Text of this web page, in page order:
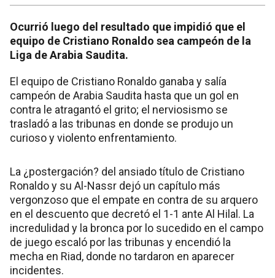
Ocurrió luego del resultado que impidió que el
equipo de Cristiano Ronaldo sea campeón de la
Liga de Arabia Saudita.
El equipo de Cristiano Ronaldo ganaba y salía
campeón de Arabia Saudita hasta que un gol en
contra le atragantó el grito; el nerviosismo se
trasladó a las tribunas en donde se produjo un
curioso y violento enfrentamiento.
La ¿postergación? del ansiado título de Cristiano
Ronaldo y su Al-Nassr dejó un capítulo más
vergonzoso que el empate en contra de su arquero
en el descuento que decretó el 1-1 ante Al Hilal. La
incredulidad y la bronca por lo sucedido en el campo
de juego escaló por las tribunas y encendió la
mecha en Riad, donde no tardaron en aparecer
incidentes.